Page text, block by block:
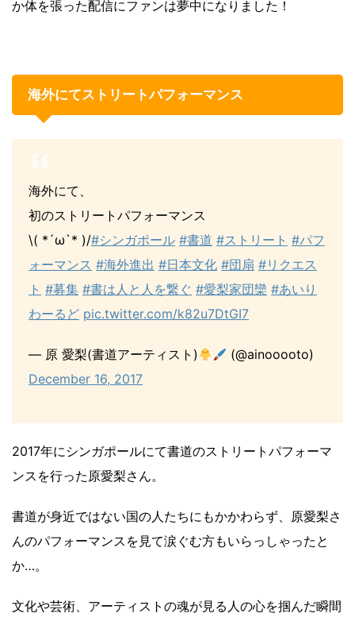
か体を張った配信にファンは夢中になりました！
海外にてストリートパフォーマンス
海外にて、
初のストリートパフォーマンス
\( *´ω`* )/#シンガポール #書道 #ストリート #パフ
ォーマンス #海外進出 #日本文化 #団扇 #リクエス
ト #募集 #書は人と人を繋ぐ #愛梨家団欒 #あいり
わーるど pic.twitter.com/k82u7DtGI7
— 原 愛梨(書道アーティスト)
(@ainooooto)
December 16, 2017
2017年にシンガポールにて書道のストリートパフォーマ
ンスを行った原愛梨さん。
書道が身近ではない国の人たちにもかかわらず、原愛梨さ
んのパフォーマンスを見て涙ぐむ方もいらっしゃったと
か…。
文化や芸術、アーティストの魂が見る人の心を掴んだ瞬間